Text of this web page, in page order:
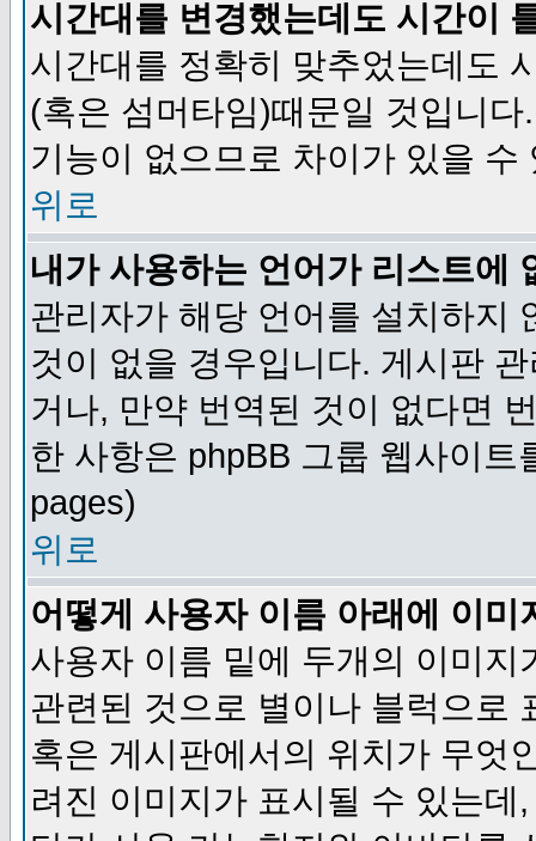
시간대를 변경했는데도 시간이
시간대를 정확히 맞추었는데도
(혹은 섬머타임)때문일 것입니
기능이 없으므로 차이가 있을 수
위로
내가 사용하는 언어가 리스트에
관리자가 해당 언어를 설치하지
것이 없을 경우입니다. 게시판
거나, 만약 번역된 것이 없다면
한 사항은 phpBB 그룹 웹사이
pages)
위로
어떻게 사용자 이름 아래에 이미
사용자 이름 밑에 두개의 이미
관련된 것으로 별이나 블럭으로
혹은 게시판에서의 위치가 무엇
려진 이미지가 표시될 수 있는